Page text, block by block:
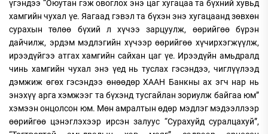
үгэндээ “Оюутан гэж овоглох энэ цаг хугацаа та бүхний хувьд
хамгийн чухал үе. Яагаад гэвэл та бүхэн энэ хугацаанд зөвхөн
сурахын төлөө бүхий л хүчээ зарцуулж, өөрийгөө бүрэн
дайчилж, эрдэм мэдлэгийн хүчээр өөрийгөө хүчирхэгжүүлж,
ирээдүйгээ атгах хамгийн сайхан цаг үе. Ирээдүйн амьдралд
чинь хамгийн чухал энэ үед нь туслах гэсэндээ, чиглүүлээд
дэмжиж өгөх гэсэндээ өнөөдөр ХААН Банкны ах эгч нар нь
энэхүү арга хэмжээг та бүхэнд тусгайлан зориулж байгаа юм”
хэмээн онцолсон юм. Мөн амралтын өдөр мэдлэг мэдээллээр
өөрийгөө цэнэглэхээр ирсэн залуус “Сурахуйд суралцахуй”,